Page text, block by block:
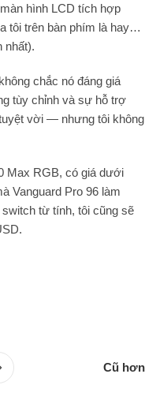
hình LCD tích hợp
tôi trên bàn phím là hay…
nhất).
chắc nó đáng giá
tùy chỉnh và sự hỗ trợ
vời — nhưng tôi không
Max RGB, có giá dưới
Vanguard Pro 96 làm
từ tính, tôi cũng sẽ
.
Cũ hơn